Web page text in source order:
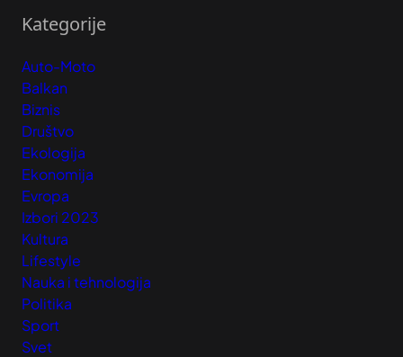
Kategorije
Auto-Moto
Balkan
Biznis
Društvo
Ekologija
Ekonomija
Evropa
Izbori 2023
Kultura
Lifestyle
Nauka i tehnologija
Politika
Sport
Svet